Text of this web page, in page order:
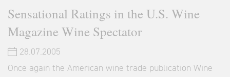
Sensational Ratings in the U.S. Wine
Magazine Wine Spectator
28.07.2005
Once again the American wine trade publication Wine